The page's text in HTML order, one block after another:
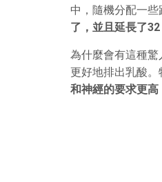
中，隨機分配一
了，並且延長了32
為什麼會有這種
更好地排出乳酸。
和神經的要求更高